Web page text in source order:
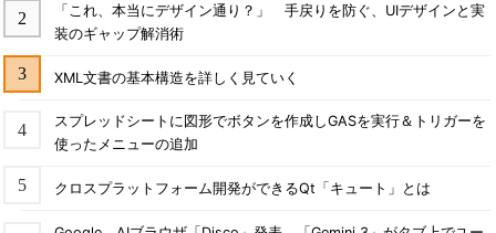
「これ、本当にデザイン通り？」 手戻りを防ぐ、UIデザインと実
装のギャップ解消術
XML文書の基本構造を詳しく見ていく
スプレッドシートに図形でボタンを作成しGASを実行＆トリガーを
使ったメニューの追加
クロスプラットフォーム開発ができるQt「キュート」とは